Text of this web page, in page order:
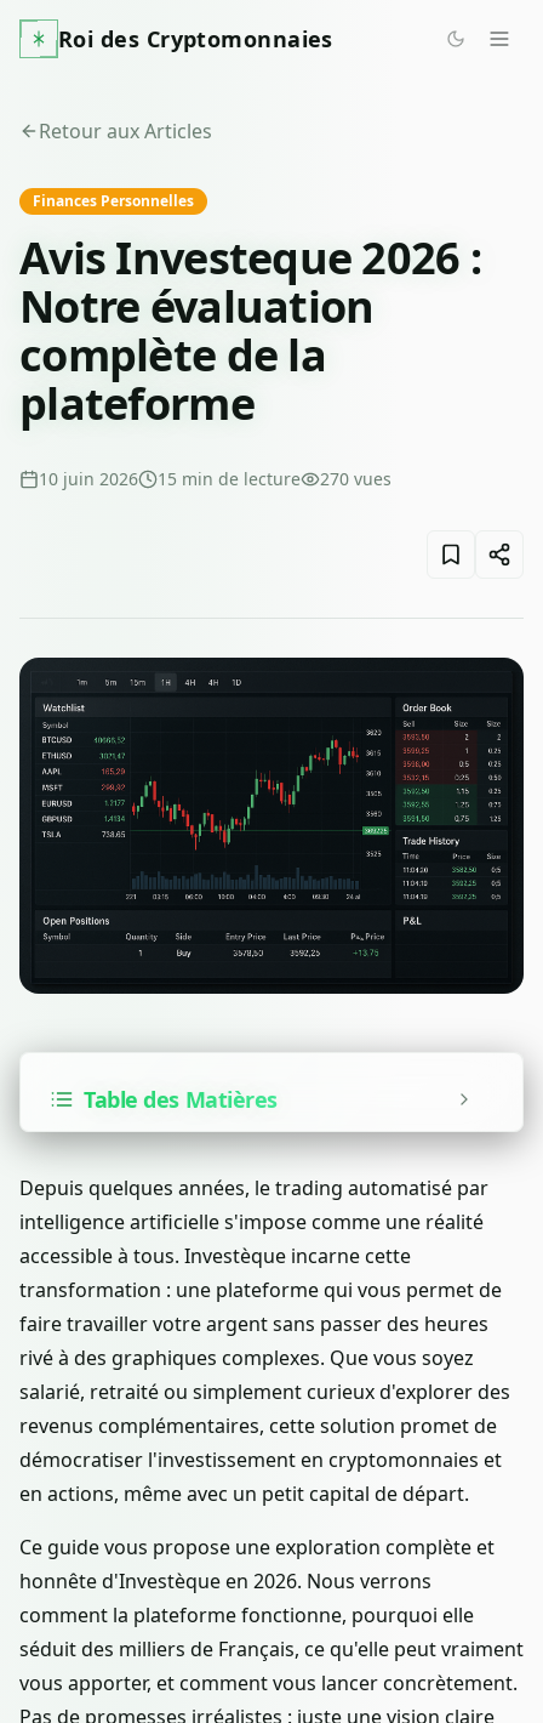
Roi des Cryptomonnaies
Retour aux Articles
Finances Personnelles
Avis Investeque 2026 :
Notre évaluation
complète de la
plateforme
10 juin 2026 15 min de lecture 270 vues
Table des Matières
Depuis quelques années, le trading automatisé par
intelligence artificielle s'impose comme une réalité
accessible à tous. Investèque incarne cette
transformation : une plateforme qui vous permet de
faire travailler votre argent sans passer des heures
rivé à des graphiques complexes. Que vous soyez
salarié, retraité ou simplement curieux d'explorer des
revenus complémentaires, cette solution promet de
démocratiser l'investissement en cryptomonnaies et
en actions, même avec un petit capital de départ.
Ce guide vous propose une exploration complète et
honnête d'Investèque en 2026. Nous verrons
comment la plateforme fonctionne, pourquoi elle
séduit des milliers de Français, ce qu'elle peut vraiment
vous apporter, et comment vous lancer concrètement.
Pas de promesses irréalistes : juste une vision claire